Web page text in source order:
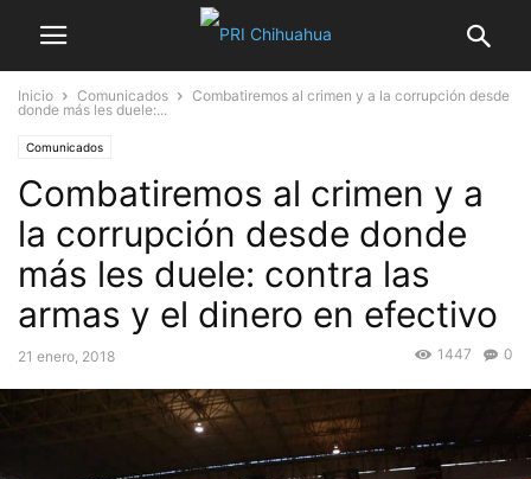
Inicio Comunicados
Combatiremos al crimen y a la corrupción desde
donde más les duele:...
Comunicados
Combatiremos al crimen y a
la corrupción desde donde
más les duele: contra las
armas y el dinero en efectivo
21 enero, 2018 0
1447